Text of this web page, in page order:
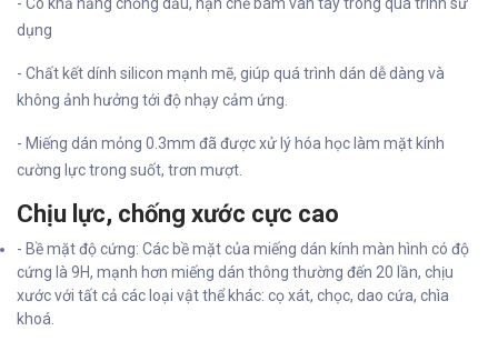
- Có khả năng chống dầu, hạn chế bám vân tay trong quá trình sử
dụng
- Chất kết dính silicon mạnh mẽ, giúp quá trình dán dễ dàng và
không ảnh hưởng tới độ nhạy cảm ứng.
- Miếng dán mỏng 0.3mm đã được xử lý hóa học làm mặt kính
cường lực trong suốt, trơn mượt.
Chịu lực, chống xước cực cao
- Bề mặt độ cứng: Các bề mặt của miếng dán kính màn hình có độ
cứng là 9H, mạnh hơn miếng dán thông thường đến 20 lần, chịu
xước với tất cả các loại vật thể khác: cọ xát, chọc, dao cứa, chìa
khoá.